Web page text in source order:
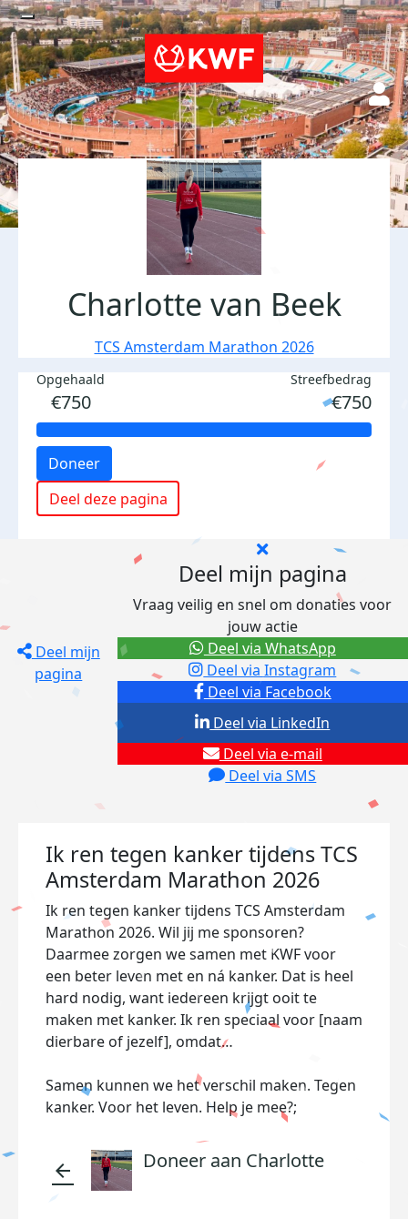
Charlotte van Beek
TCS Amsterdam Marathon 2026
Opgehaald
€750
Streefbedrag
€750
Doneer
Deel deze pagina
Deel mijn
pagina
Deel mijn pagina
Vraag veilig en snel om donaties voor
jouw actie
Deel via Facebook
Deel via Instagram
Deel via e-mail
Deel via SMS
Deel via LinkedIn
Deel via WhatsApp
Ik ren tegen kanker tijdens TCS
Amsterdam Marathon 2026
Ik ren tegen kanker tijdens TCS Amsterdam
Marathon 2026. Wil jij me sponsoren?
Daarmee zorgen we samen met KWF voor
een beter leven met en ná kanker. Dat is heel
hard nodig, want iedereen krijgt ooit te
maken met kanker. Ik ren speciaal voor [naam
dierbare of jezelf], omdat…
Samen kunnen we het verschil maken. Tegen
kanker. Voor het leven. Help je mee?;
arrow_back Doneer aan Charlotte